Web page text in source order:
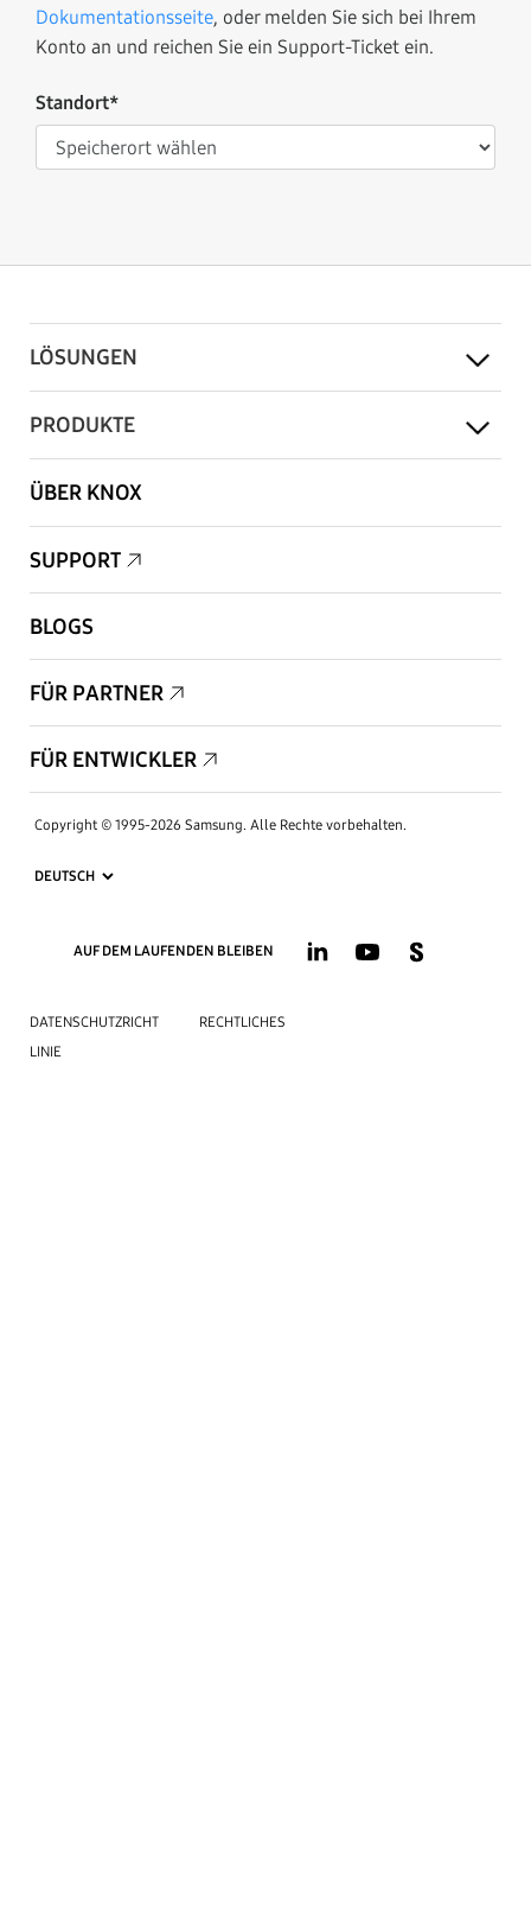
Dokumentationsseite, oder melden Sie sich bei Ihrem
Konto an und reichen Sie ein Support-Ticket ein.
Standort*
LÖSUNGEN
PRODUKTE
ÜBER KNOX
SUPPORT
BLOGS
FÜR PARTNER
FÜR ENTWICKLER
Copyright © 1995-2026 Samsung. Alle Rechte vorbehalten.
AUF DEM LAUFENDEN BLEIBEN
DATENSCHUTZRICHT
LINIE
RECHTLICHES